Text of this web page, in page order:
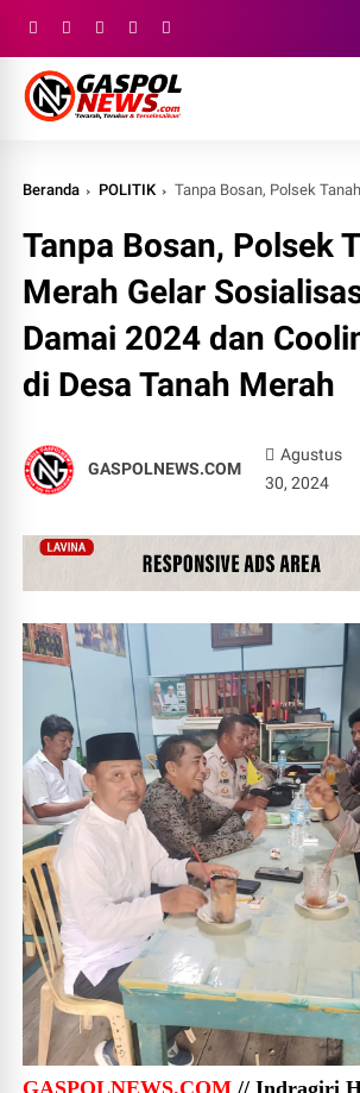
Beranda POLITIK Tanpa Bosan, Polsek Tanah Merah Gelar Sosialisasi Pilkada
Tanpa Bosan, Polsek
Merah Gelar
Damai 2024 dan
di Desa Tanah Merah
GASPOLNEWS.COM
Agustus
30, 2024